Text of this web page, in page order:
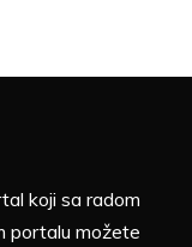
koji sa radom
portalu možete